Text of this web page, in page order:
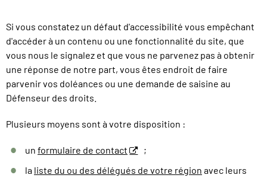
Si vous constatez un défaut d'accessibilité vous empêchant
d'accéder à un contenu ou une fonctionnalité du site, que
vous nous le signalez et que vous ne parvenez pas à obtenir
une réponse de notre part, vous êtes endroit de faire
parvenir vos doléances ou une demande de saisine au
Défenseur des droits.
Plusieurs moyens sont à votre disposition :
un formulaire de contact
;
la liste du ou des délégués de votre région avec leurs